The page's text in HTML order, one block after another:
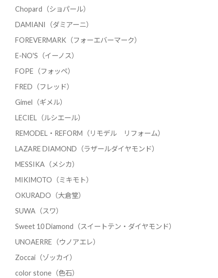
Chopard（ショパール）
DAMIANI（ダミアーニ）
FOREVERMARK（フォーエバーマーク）
E-NO'S（イーノス）
FOPE（フォッペ）
FRED（フレッド）
Gimel（ギメル）
LECIEL（ルシエール）
REMODEL・REFORM（リモデル リフォーム）
LAZARE DIAMOND（ラザールダイヤモンド）
MESSIKA（メシカ）
MIKIMOTO（ミキモト）
OKURADO（大倉堂）
SUWA（スワ）
Sweet 10 Diamond（スイートテン・ダイヤモンド）
UNOAERRE（ウノアエレ）
Zoccai（ゾッカイ）
color stone（色石）